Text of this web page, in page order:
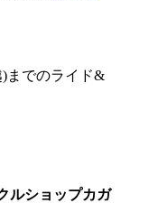
までのライド&
ルショップカガ